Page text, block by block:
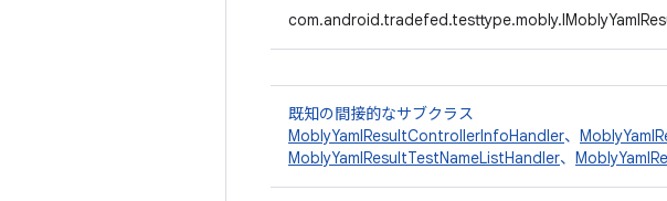
既知の間接的なサブクラス
MoblyYamlResultControllerInfoHandler、
MoblyYamlResultTestNameListHandler、